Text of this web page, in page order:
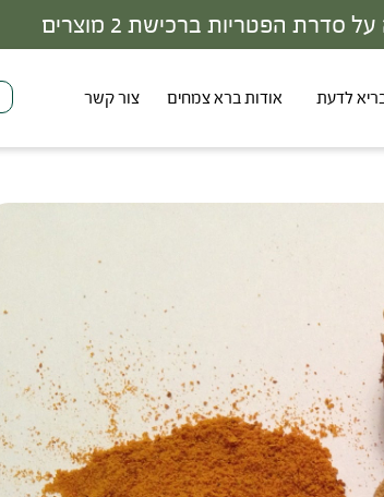
לדעת אודות ברא צמחים צור קשר